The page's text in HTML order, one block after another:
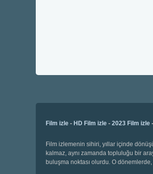
Film izle - HD Film izle - 2023 Film izle -
Film izlemenin sihiri, yıllar içinde
kalmaz, aynı zamanda topluluğu bir
buluşma noktası olurdu. O